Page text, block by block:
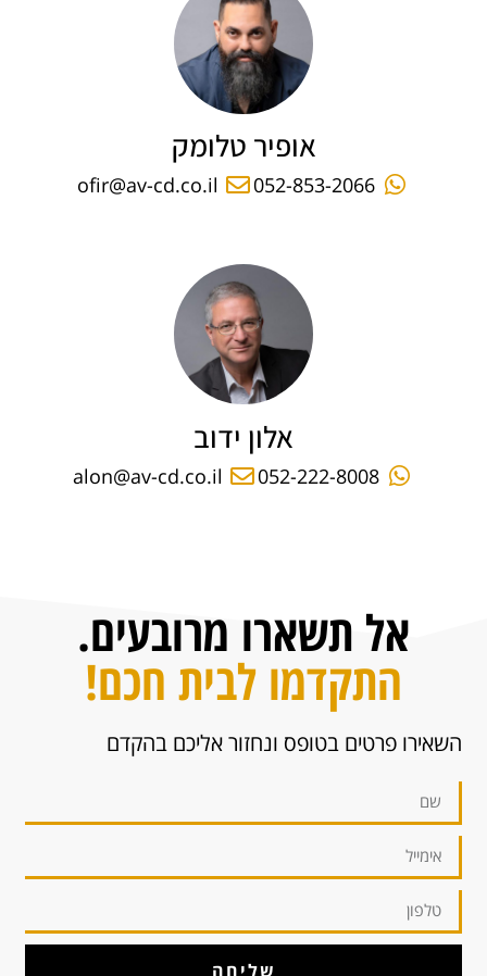
אופיר טלומק
052-853-2066
ofir@av-cd.co.il
אלון ידוב
052-222-8008
alon@av-cd.co.il
אל תשארו מרובעים.
התקדמו לבית חכם!
השאירו פרטים בטופס ונחזור אליכם בהקדם
שליחה